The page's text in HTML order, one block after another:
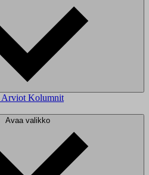
Arviot Kolumnit
Avaa valikko